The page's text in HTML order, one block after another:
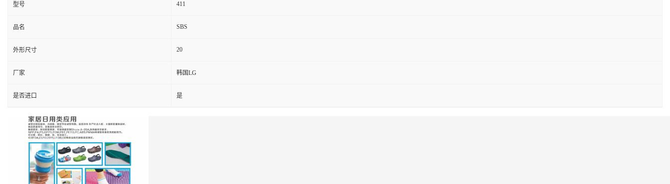
型号 411
品名 SBS
外形尺寸 20
厂家 韩国LG
是否进口 是